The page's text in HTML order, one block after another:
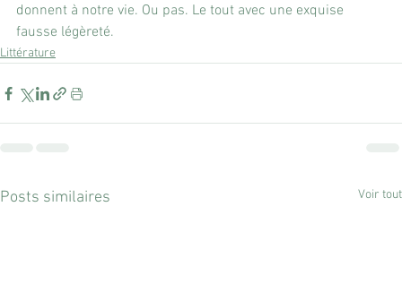
donnent à notre vie. Ou pas. Le tout avec une exquise
fausse légèreté.
Littérature
Posts similaires Voir tout